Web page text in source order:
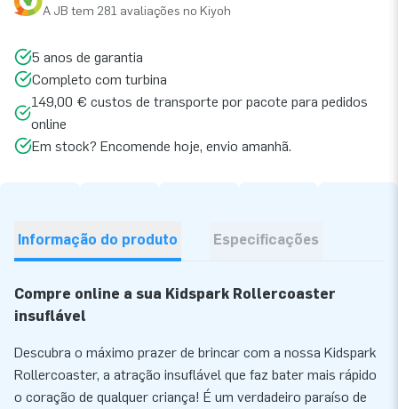
A JB tem 281 avaliações no Kiyoh
5 anos de garantia
Completo com turbina
149,00 € custos de transporte por pacote para pedidos
online
Em stock? Encomende hoje, envio amanhã.
Informação do produto Especificações
Compre online a sua Kidspark Rollercoaster
insuflável
Descubra o máximo prazer de brincar com a nossa Kidspark
Rollercoaster, a atração insuflável que faz bater mais rápido
o coração de qualquer criança! É um verdadeiro paraíso de